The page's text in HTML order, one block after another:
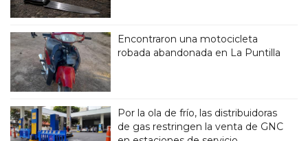
Encontraron una motocicleta
robada abandonada en La Puntilla
Por la ola de frío, las distribuidoras
de gas restringen la venta de GNC